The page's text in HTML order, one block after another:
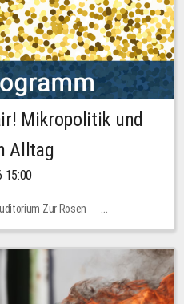
Mikropolitik und
Alltag
15:00
Zur Rosen